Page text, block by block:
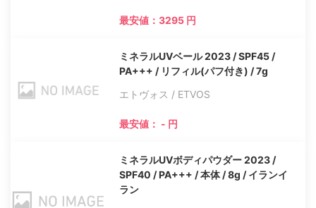
最安値：3295 円
ミネラルUVベール 2023 / SPF45 /
PA+++ / リフィル(パフ付き) / 7g
エトヴォス / ETVOS
最安値： - 円
ミネラルUVボディパウダー 2023 /
SPF40 / PA+++ / 本体 / 8g / イランイ
ラン